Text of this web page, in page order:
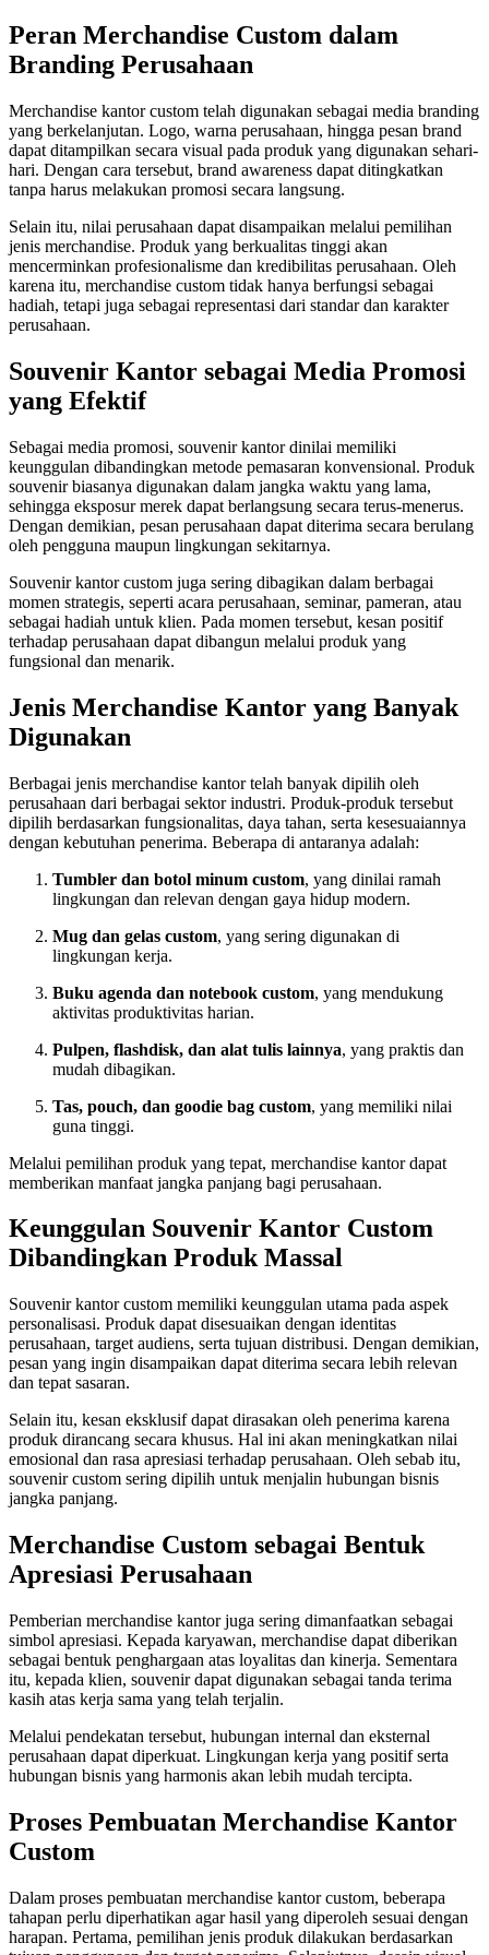
Peran Merchandise Custom dalam
Branding Perusahaan
Merchandise kantor custom telah digunakan sebagai media branding
yang berkelanjutan. Logo, warna perusahaan, hingga pesan brand
dapat ditampilkan secara visual pada produk yang digunakan sehari-
hari. Dengan cara tersebut, brand awareness dapat ditingkatkan
tanpa harus melakukan promosi secara langsung.
Selain itu, nilai perusahaan dapat disampaikan melalui pemilihan
jenis merchandise. Produk yang berkualitas tinggi akan
mencerminkan profesionalisme dan kredibilitas perusahaan. Oleh
karena itu, merchandise custom tidak hanya berfungsi sebagai
hadiah, tetapi juga sebagai representasi dari standar dan karakter
perusahaan.
Souvenir Kantor sebagai Media Promosi
yang Efektif
Sebagai media promosi, souvenir kantor dinilai memiliki
keunggulan dibandingkan metode pemasaran konvensional. Produk
souvenir biasanya digunakan dalam jangka waktu yang lama,
sehingga eksposur merek dapat berlangsung secara terus-menerus.
Dengan demikian, pesan perusahaan dapat diterima secara berulang
oleh pengguna maupun lingkungan sekitarnya.
Souvenir kantor custom juga sering dibagikan dalam berbagai
momen strategis, seperti acara perusahaan, seminar, pameran, atau
sebagai hadiah untuk klien. Pada momen tersebut, kesan positif
terhadap perusahaan dapat dibangun melalui produk yang
fungsional dan menarik.
Jenis Merchandise Kantor yang Banyak
Digunakan
Berbagai jenis merchandise kantor telah banyak dipilih oleh
perusahaan dari berbagai sektor industri. Produk-produk tersebut
dipilih berdasarkan fungsionalitas, daya tahan, serta kesesuaiannya
dengan kebutuhan penerima. Beberapa di antaranya adalah:
Tumbler dan botol minum custom, yang dinilai ramah
lingkungan dan relevan dengan gaya hidup modern.
Mug dan gelas custom, yang sering digunakan di
lingkungan kerja.
Buku agenda dan notebook custom, yang mendukung
aktivitas produktivitas harian.
Pulpen, flashdisk, dan alat tulis lainnya, yang praktis dan
mudah dibagikan.
Tas, pouch, dan goodie bag custom, yang memiliki nilai
guna tinggi.
Melalui pemilihan produk yang tepat, merchandise kantor dapat
memberikan manfaat jangka panjang bagi perusahaan.
Keunggulan Souvenir Kantor Custom
Dibandingkan Produk Massal
Souvenir kantor custom memiliki keunggulan utama pada aspek
personalisasi. Produk dapat disesuaikan dengan identitas
perusahaan, target audiens, serta tujuan distribusi. Dengan demikian,
pesan yang ingin disampaikan dapat diterima secara lebih relevan
dan tepat sasaran.
Selain itu, kesan eksklusif dapat dirasakan oleh penerima karena
produk dirancang secara khusus. Hal ini akan meningkatkan nilai
emosional dan rasa apresiasi terhadap perusahaan. Oleh sebab itu,
souvenir custom sering dipilih untuk menjalin hubungan bisnis
jangka panjang.
Merchandise Custom sebagai Bentuk
Apresiasi Perusahaan
Pemberian merchandise kantor juga sering dimanfaatkan sebagai
simbol apresiasi. Kepada karyawan, merchandise dapat diberikan
sebagai bentuk penghargaan atas loyalitas dan kinerja. Sementara
itu, kepada klien, souvenir dapat digunakan sebagai tanda terima
kasih atas kerja sama yang telah terjalin.
Melalui pendekatan tersebut, hubungan internal dan eksternal
perusahaan dapat diperkuat. Lingkungan kerja yang positif serta
hubungan bisnis yang harmonis akan lebih mudah tercipta.
Proses Pembuatan Merchandise Kantor
Custom
Dalam proses pembuatan merchandise kantor custom, beberapa
tahapan perlu diperhatikan agar hasil yang diperoleh sesuai dengan
harapan. Pertama, pemilihan jenis produk dilakukan berdasarkan